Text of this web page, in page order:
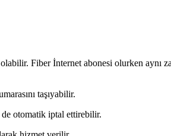
Fiber İnternet abonesi olurken aynı
taşıyabilir.
de otomatik iptal ettirebilir.